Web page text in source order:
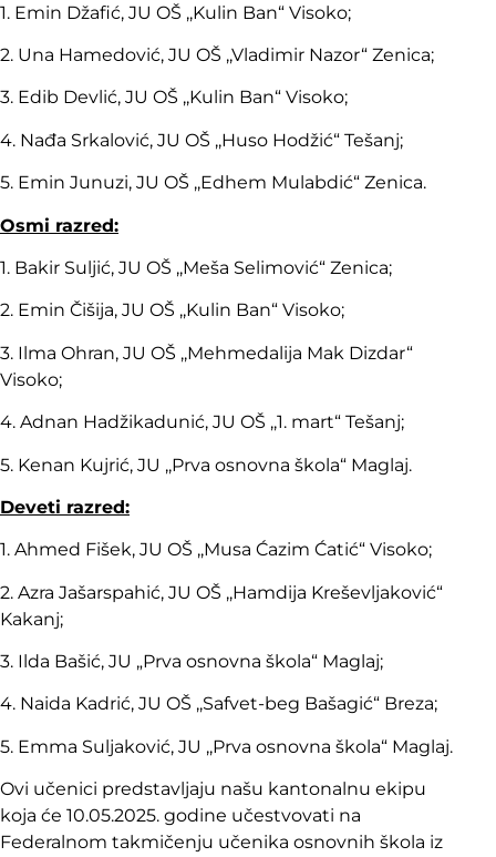
1. Emin Džafić, JU OŠ ,,Kulin Ban“ Visoko;
2. Una Hamedović, JU OŠ ,,Vladimir Nazor“ Zenica;
3. Edib Devlić, JU OŠ ,,Kulin Ban“ Visoko;
4. Nađa Srkalović, JU OŠ ,,Huso Hodžić“ Tešanj;
5. Emin Junuzi, JU OŠ ,,Edhem Mulabdić“ Zenica.
Osmi razred:
1. Bakir Suljić, JU OŠ ,,Meša Selimović“ Zenica;
2. Emin Čišija, JU OŠ ,,Kulin Ban“ Visoko;
3. Ilma Ohran, JU OŠ ,,Mehmedalija Mak Dizdar“
Visoko;
4. Adnan Hadžikadunić, JU OŠ ,,1. mart“ Tešanj;
5. Kenan Kujrić, JU ,,Prva osnovna škola“ Maglaj.
Deveti razred:
1. Ahmed Fišek, JU OŠ ,,Musa Ćazim Ćatić“ Visoko;
2. Azra Jašarspahić, JU OŠ ,,Hamdija Kreševljaković“
Kakanj;
3. Ilda Bašić, JU „Prva osnovna škola“ Maglaj;
4. Naida Kadrić, JU OŠ ,,Safvet-beg Bašagić“ Breza;
5. Emma Suljaković, JU ,,Prva osnovna škola“ Maglaj.
Ovi učenici predstavljaju našu kantonalnu ekipu
koja će 10.05.2025. godine učestvovati na
Federalnom takmičenju učenika osnovnih škola iz